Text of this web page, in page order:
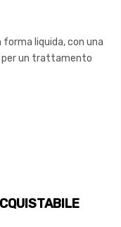
liquida, con una
per un trattamento